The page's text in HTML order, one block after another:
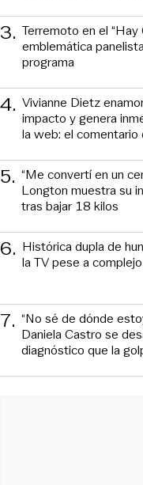
3. Terremoto en el “Hay
emblemática
programa
4. Vivianne Dietz
impacto y genera
la web: el
5. “Me convertí en un
Longton muestra su
tras bajar 18 kilos
6. Histórica dupla de
la TV pese a
7. “No sé de dónde
Daniela Castro se
diagnóstico que la